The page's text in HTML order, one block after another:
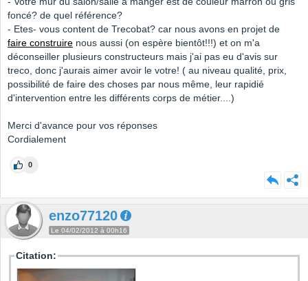
foncé? de quel référence?
- Etes- vous content de Trecobat? car nous avons en projet de
faire construire nous aussi (on espère bientôt!!!) et on m'a
déconseiller plusieurs constructeurs mais j'ai pas eu d'avis sur
treco, donc j'aurais aimer avoir le votre! ( au niveau qualité, prix,
possibilité de faire des choses par nous même, leur rapidié
d'intervention entre les différents corps de métier....)
Merci d'avance pour vos réponses
Cordialement
0
enzo77120
Le 04/02/2012 à 00h16
Citation: